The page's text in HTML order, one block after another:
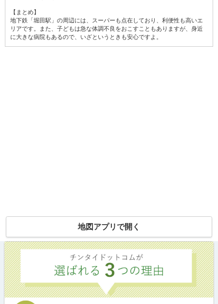
【まとめ】
地下鉄「堀田駅」の周辺には、スーパーも点在しており、利便性も高いエ
リアです。また、子どもは急な体調不良をおこすこともありますが、身近
に大きな病院もあるので、いざというときも安心ですよ。
地図アプリで開く